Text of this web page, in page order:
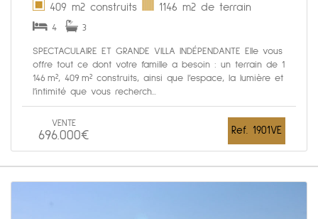
409 m2 construits 1146 m2 de terrain
4 3
SPECTACULAIRE ET GRANDE VILLA INDÉPENDANTE Elle vous
offre tout ce dont votre famille a besoin : un terrain de 1
146 m², 409 m² construits, ainsi que l’espace, la lumière et
l’intimité que vous recherch...
VENTE
696.000€ Ref. 1901VE